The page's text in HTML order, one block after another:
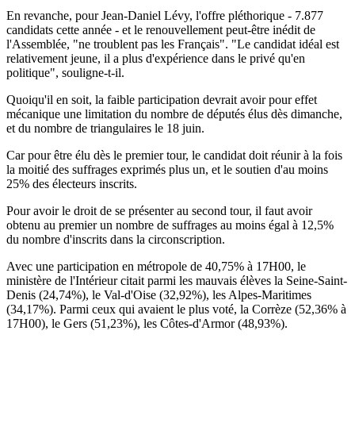
En revanche, pour Jean-Daniel Lévy, l'offre pléthorique - 7.877
candidats cette année - et le renouvellement peut-être inédit de
l'Assemblée, "ne troublent pas les Français". "Le candidat idéal est
relativement jeune, il a plus d'expérience dans le privé qu'en
politique", souligne-t-il.
Quoiqu'il en soit, la faible participation devrait avoir pour effet
mécanique une limitation du nombre de députés élus dès dimanche,
et du nombre de triangulaires le 18 juin.
Car pour être élu dès le premier tour, le candidat doit réunir à la fois
la moitié des suffrages exprimés plus un, et le soutien d'au moins
25% des électeurs inscrits.
Pour avoir le droit de se présenter au second tour, il faut avoir
obtenu au premier un nombre de suffrages au moins égal à 12,5%
du nombre d'inscrits dans la circonscription.
Avec une participation en métropole de 40,75% à 17H00, le
ministère de l'Intérieur citait parmi les mauvais élèves la Seine-Saint-
Denis (24,74%), le Val-d'Oise (32,92%), les Alpes-Maritimes
(34,17%). Parmi ceux qui avaient le plus voté, la Corrèze (52,36% à
17H00), le Gers (51,23%), les Côtes-d'Armor (48,93%).